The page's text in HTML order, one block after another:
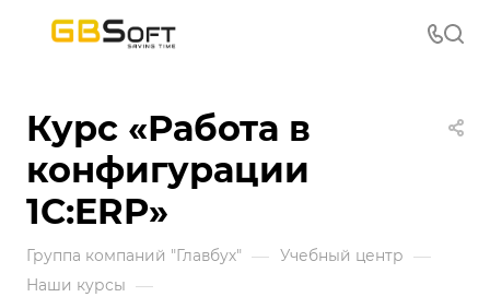
Курс «Работа в
конфигурации
1С:ERP»
Группа компаний "Главбух" — Учебный центр —
Наши курсы —